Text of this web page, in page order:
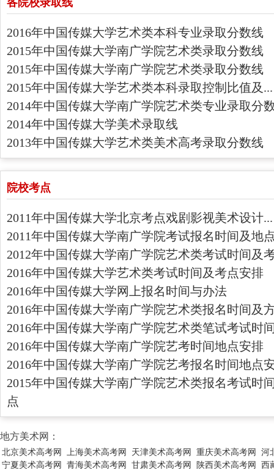
各院校录取线
2016年中国传媒大学艺术类本科专业录取分数线
2015年中国传媒大学南广学院艺术类录取分数线
2015年中国传媒大学南广学院艺术类录取分数线
2015年中国传媒大学艺术类本科录取控制比值及...
2014年中国传媒大学南广学院艺术类专业录取分
2014年中国传媒大学美术录取线
2013年中国传媒大学艺术类美术高考录取分数线
院校考点
2011年中国传媒大学北京考点戏剧影视美术设计...
2011年中国传媒大学南广学院考试报名时间及地
2012年中国传媒大学南广学院艺术类考试时间及
2016年中国传媒大学艺术类考试时间及考点安排
2016年中国传媒大学网上报名时间与办法
2016年中国传媒大学南广学院艺术类报名时间及
2016年中国传媒大学南广学院艺术类笔试考试时
2016年中国传媒大学南广学院艺考时间地点安排
2016年中国传媒大学南广学院艺考报名时间地点
2015年中国传媒大学南广学院艺术类报名考试时
点
地方美术网：
北京美术高考网 上海美术高考网 天津美术高考网 重庆美术高考网
河
宁夏美术高考网
青海美术高考网 甘肃美术高考网 陕西美术高考网
西